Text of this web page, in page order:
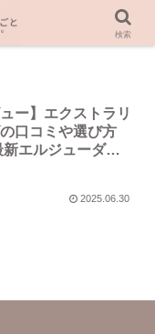
ー】エクストラリ
口コミや選び方
エルジューダ全
2025.06.30
検索